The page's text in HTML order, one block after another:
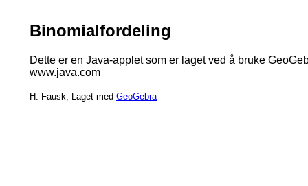
Binomialfordeling
Dette er en Java-applet som er laget ved å bruke
www.java.com
H. Fausk, Laget med GeoGebra